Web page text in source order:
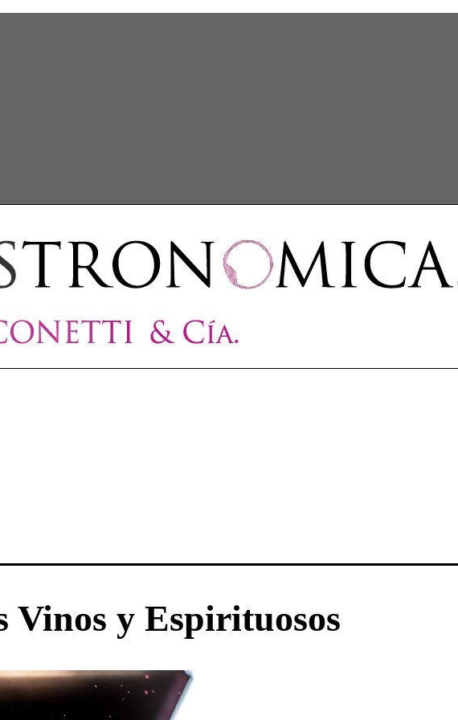
Vinos y Espirituosos